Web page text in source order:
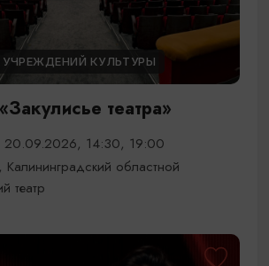
КУЛЬТУРЫ
театра»
20.09.2026, 14:30, 19:00
Калининградский областной
театр